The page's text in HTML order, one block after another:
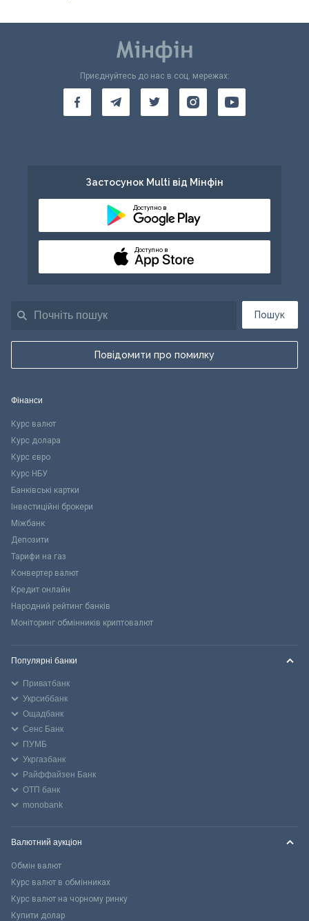
Пошук
Повідомити про помилку
Приєднуйтесь до нас в соц. мережах:
Застосунок Multi від Мінфін
Доступно в
Доступно в
Фінанси
Курс валют
Курс долара
Курс євро
Курс НБУ
Банківські картки
Інвестиційні брокери
Міжбанк
Депозити
Тарифи на газ
Конвертер валют
Кредит онлайн
Народний рейтинг банків
Моніторинг обмінників криптовалют
Популярні банки
Приватбанк
Укрсиббанк
Ощадбанк
Сенс Банк
ПУМБ
Укргазбанк
Райффайзен Банк
ОТП банк
monobank
Валютний аукціон
Обмін валют
Курс валют в обмінниках
Курс валют на чорному ринку
Купити долар